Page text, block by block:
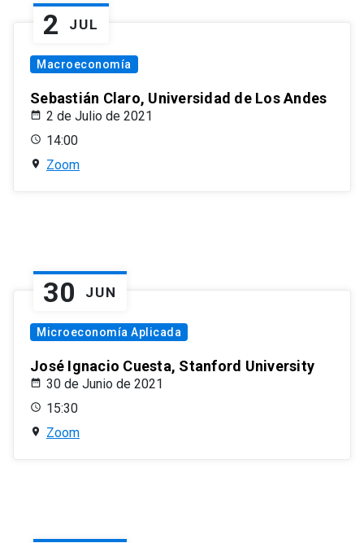
2 JUL
Macroeconomía
Sebastián Claro, Universidad de Los Andes
2 de Julio de 2021
14:00
Zoom
30 JUN
Microeconomía Aplicada
José Ignacio Cuesta, Stanford University
30 de Junio de 2021
15:30
Zoom